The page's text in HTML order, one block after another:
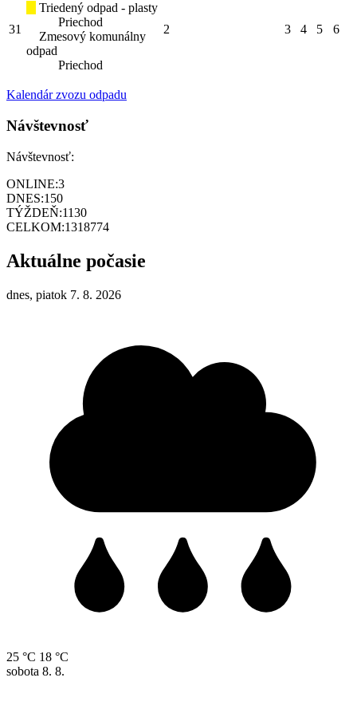
31
Triedený odpad - plasty
Priechod
Zmesový komunálny
odpad
Priechod
2 3 4 5 6
Kalendár zvozu odpadu
Návštevnosť
Návštevnosť:
ONLINE:3
DNES:150
TÝŽDEŇ:1130
CELKOM:1318774
Aktuálne počasie
dnes, piatok 7. 8. 2026
25 °C 18 °C
sobota 8. 8.